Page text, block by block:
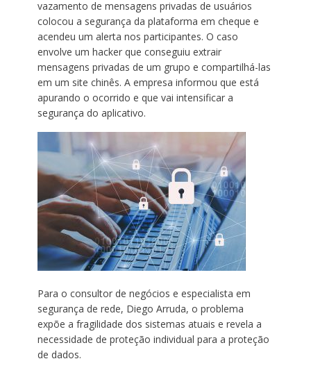
vazamento de mensagens privadas de usuários
colocou a segurança da plataforma em cheque e
acendeu um alerta nos participantes. O caso
envolve um hacker que conseguiu extrair
mensagens privadas de um grupo e compartilhá-las
em um site chinês. A empresa informou que está
apurando o ocorrido e que vai intensificar a
segurança do aplicativo.
Para o consultor de negócios e especialista em
segurança de rede, Diego Arruda, o problema
expõe a fragilidade dos sistemas atuais e revela a
necessidade de proteção individual para a proteção
de dados.